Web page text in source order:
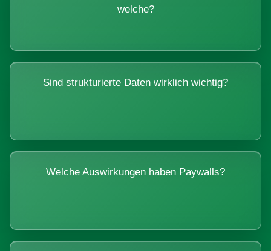
welche?
Sind strukturierte Daten wirklich wichtig?
Welche Auswirkungen haben Paywalls?